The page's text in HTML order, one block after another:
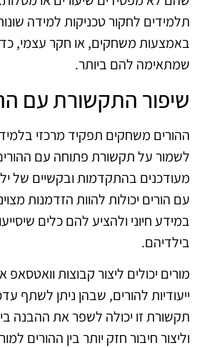
תלמידים לחקור טכניקות למידה
באמצעות משחקים, או חקר עצמי,
שמתאימה להם ביותר.
שיפור התקשורת עם
ההורים משחקים תפקיד מרכזי
לשמור על תקשורת פתוחה עם
מעודכנים בהתקדמות ובקשיים של
עם הורים יכולות להוות הזדמנות
במידע חיוני ולהציע להם כלים
בילדיהם.
מורים יכולים ליצור קבוצות וואטסאפ
ייעודיות להורים, שבהן ניתן לשתף
תקשורת זו יכולה לשפר את ההבנה
וליצור חיבור חזק יותר בין ההורים